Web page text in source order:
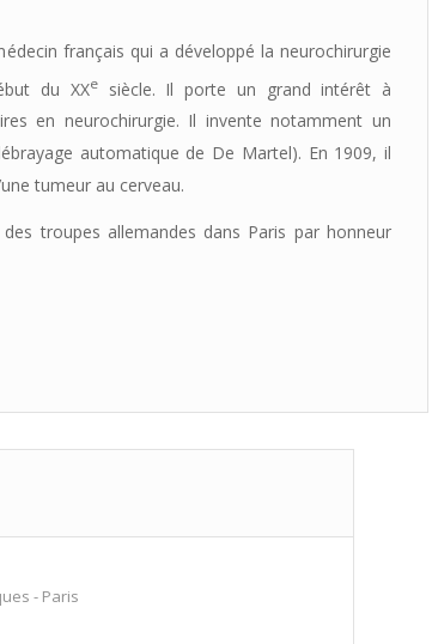
français qui a développé la neurochirurgie
du XXesiècle. Il porte un grand intérêt à
en neurochirurgie. Il invente notamment un
automatique de De Martel). En 1909, il
tumeur au cerveau.
troupes allemandes dans Paris par honneur
- Paris